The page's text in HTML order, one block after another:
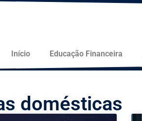
Início Educação Financeira
domésticas